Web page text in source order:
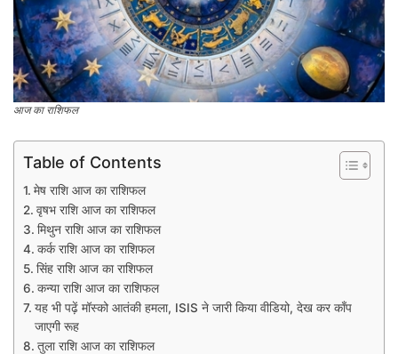
आज का राशिफल
Table of Contents
मेष राशि आज का राशिफल
वृषभ राशि आज का राशिफल
मिथुन राशि आज का राशिफल
कर्क राशि आज का राशिफल
सिंह राशि आज का राशिफल
कन्या राशि आज का राशिफल
यह भी पढ़ें मॉस्को आतंकी हमला, ISIS ने जारी किया वीडियो, देख कर काँप
जाएगी रूह
तुला राशि आज का राशिफल